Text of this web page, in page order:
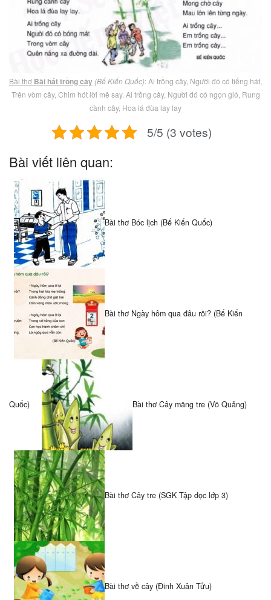
Bài thơ Bài hát trồng cây (Bế Kiến Quốc): Ai trồng cây, Người đó có tiếng hát,
Trên vòm cây, Chim hót lời mê say. Ai trồng cây, Người đó có ngọn gió, Rung
cành cây, Hoa lá đùa lay lay
5/5 (3 votes)
Bài viết liên quan:
Bài thơ Bóc lịch (Bế Kiến Quốc)
Bài thơ Ngày hôm qua đâu rồi? (Bế Kiến
Quốc) Bài thơ Cây măng tre (Võ Quảng)
Bài thơ Cây tre (SGK Tập đọc lớp 3)
Bài thơ về cây (Đinh Xuân Tửu)